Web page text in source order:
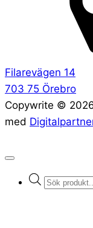
Filarevägen 14
703 75 Örebro
Copywrite ©
med
Products